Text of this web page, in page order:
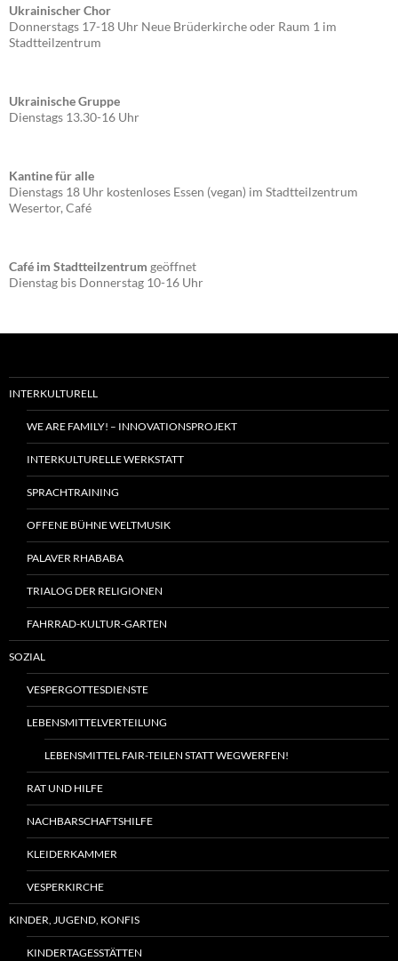
Ukrainischer Chor
Donnerstags 17-18 Uhr Neue Brüderkirche oder Raum 1 im
Stadtteilzentrum
Ukrainische Gruppe
Dienstags 13.30-16 Uhr
Kantine für alle
Dienstags 18 Uhr kostenloses Essen (vegan) im Stadtteilzentrum
Wesertor, Café
Café im Stadtteilzentrum geöffnet
Dienstag bis Donnerstag 10-16 Uhr
INTERKULTURELL
WE ARE FAMILY! – INNOVATIONSPROJEKT
INTERKULTURELLE WERKSTATT
SPRACHTRAINING
OFFENE BÜHNE WELTMUSIK
PALAVER RHABABA
TRIALOG DER RELIGIONEN
FAHRRAD-KULTUR-GARTEN
SOZIAL
VESPERGOTTESDIENSTE
LEBENSMITTELVERTEILUNG
LEBENSMITTEL FAIR-TEILEN STATT WEGWERFEN!
RAT UND HILFE
NACHBARSCHAFTSHILFE
KLEIDERKAMMER
VESPERKIRCHE
KINDER, JUGEND, KONFIS
KINDERTAGESSTÄTTEN